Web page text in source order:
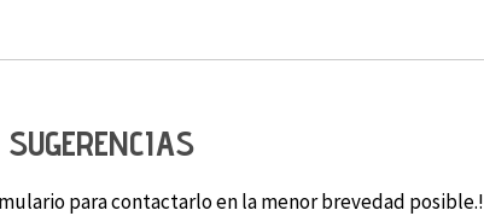
para contactarlo en la menor brevedad posible.!